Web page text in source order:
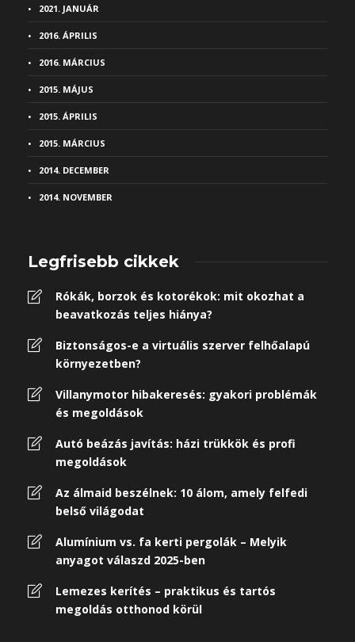
2021. JANUÁR
2016. ÁPRILIS
2016. MÁRCIUS
2015. MÁJUS
2015. ÁPRILIS
2015. MÁRCIUS
2014. DECEMBER
2014. NOVEMBER
Legfrisebb cikkek
Rókák, borzok és kotorékok: mit okozhat a
beavatkozás teljes hiánya?
Biztonságos-e a virtuális szerver felhőalapú
környezetben?
Villanymotor hibakeresés: gyakori problémák
és megoldások
Autó beázás javítás: házi trükkök és profi
megoldások
Az álmaid beszélnek: 10 álom, amely felfedi
belső világodat
Alumínium vs. fa kerti pergolák – Melyik
anyagot válaszd 2025-ben
Lemezes kerítés – praktikus és tartós
megoldás otthonod körül